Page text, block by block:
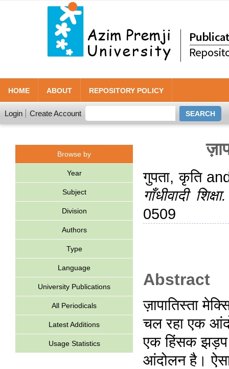
HOME ABOUT REPOSITORY POLICY
Login Create Account
Browse by
Year
Subject
Division
Authors
Type
Language
University Publications
All Periodicals
Latest Additions
Usage Statistics
गुपता, कृति
गाँधीवादी शिक्षा.
0509
Abstract
ज़ापातिस्ता
चल रहा एक
एक हिंसक झड़प
आंदोलन है।